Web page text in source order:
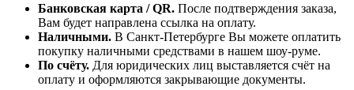
Банковская карта / QR. После подтверждения заказа,
Вам будет направлена ссылка на оплату.
Наличными. В Санкт-Петербурге Вы можете оплатить
покупку наличными средствами в нашем шоу-руме.
По счёту. Для юридических лиц выставляется счёт на
оплату и оформляются закрывающие документы.